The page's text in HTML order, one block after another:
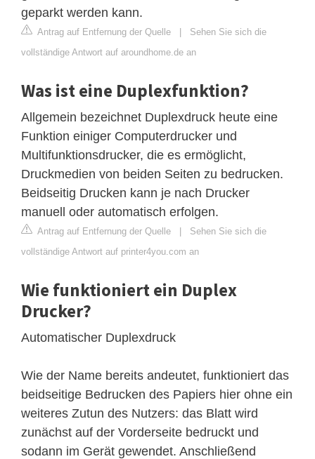
geparkt werden kann.
Antrag auf Entfernung der Quelle | Sehen Sie sich die
vollständige Antwort auf aroundhome.de an
Was ist eine Duplexfunktion?
Allgemein bezeichnet Duplexdruck heute eine
Funktion einiger Computerdrucker und
Multifunktionsdrucker, die es ermöglicht,
Druckmedien von beiden Seiten zu bedrucken.
Beidseitig Drucken kann je nach Drucker
manuell oder automatisch erfolgen.
Antrag auf Entfernung der Quelle | Sehen Sie sich die
vollständige Antwort auf printer4you.com an
Wie funktioniert ein Duplex
Drucker?
Automatischer Duplexdruck
Wie der Name bereits andeutet, funktioniert das
beidseitige Bedrucken des Papiers hier ohne ein
weiteres Zutun des Nutzers: das Blatt wird
zunächst auf der Vorderseite bedruckt und
sodann im Gerät gewendet. Anschließend